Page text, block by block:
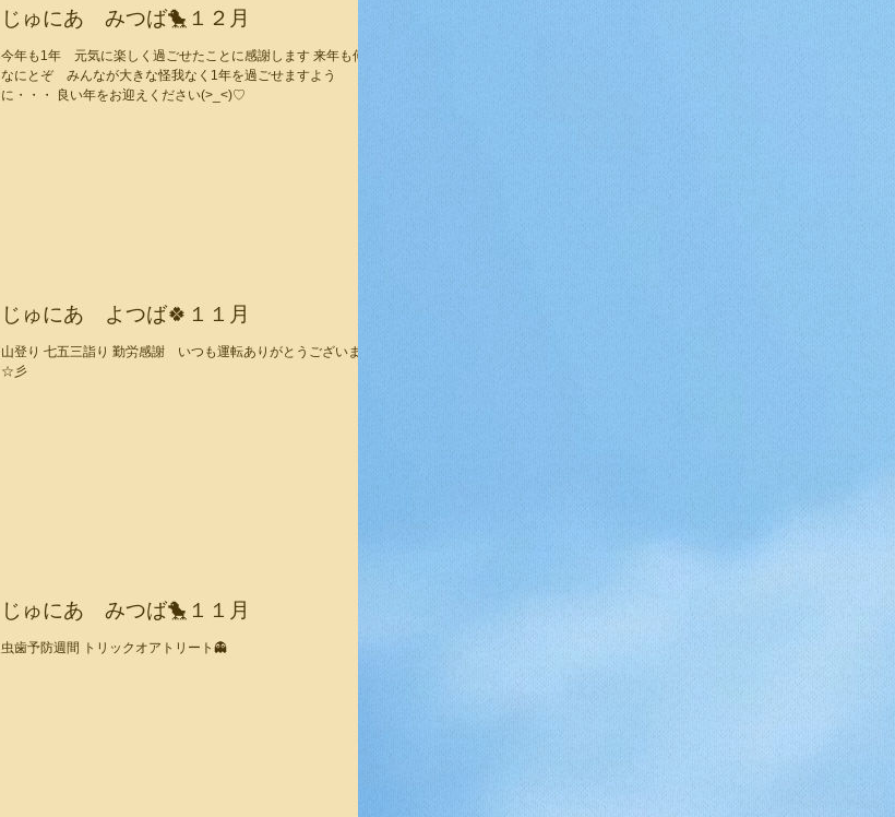
じゅにあ みつば🐤１２月
今年も1年 元気に楽しく過ごせたことに感謝します 来年も何卒
なにとぞ みんなが大きな怪我なく1年を過ごせますよう
に・・・ 良い年をお迎えください(>_<)♡
じゅにあ よつば🍀１１月
山登り 七五三詣り 勤労感謝 いつも運転ありがとうございます
☆彡
じゅにあ みつば🐤１１月
虫歯予防週間 トリックオアトリート👻